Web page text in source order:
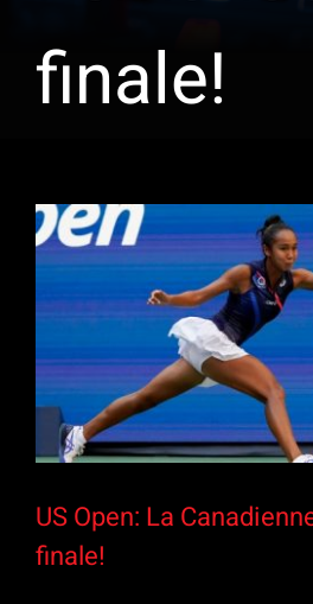
finale!
Voir
l'image
US Open: La
finale!